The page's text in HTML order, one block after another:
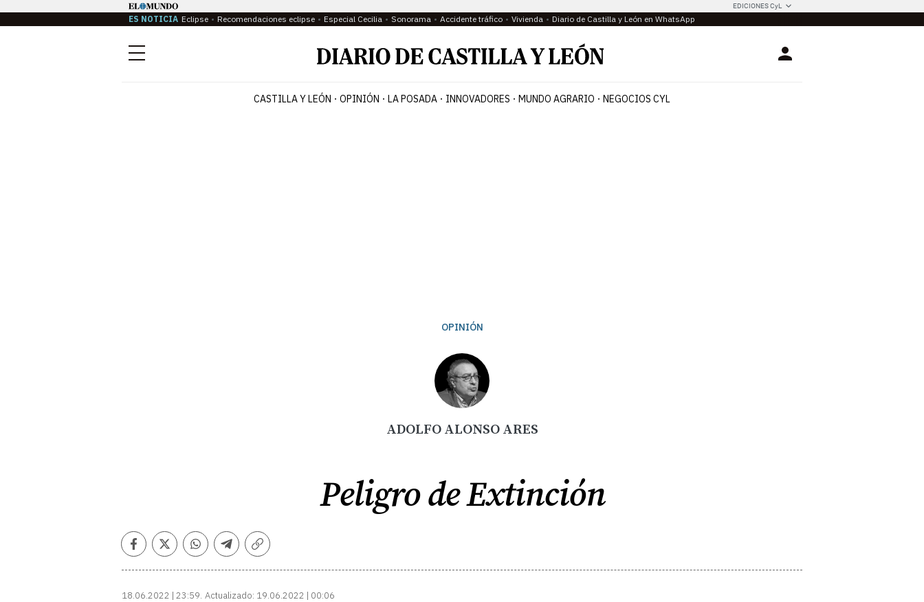
EDICIONES CyL
ES NOTICIA Eclipse Recomendaciones eclipse Especial Cecilia Sonorama Accidente tráfico Vivienda Diario de Castilla y León en WhatsApp
Menú Login
CASTILLA Y LEÓN OPINIÓN LA POSADA INNOVADORES MUNDO AGRARIO NEGOCIOS CYL
OPINIÓN
ADOLFO ALONSO ARES
Peligro de Extinción
Facebook
TwitterWhatsapp
Telegram
Copiar
18.06.2022 | 23:59 Actualizado: 19.06.2022 | 00:06